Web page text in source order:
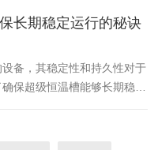
。这通常涉及使用已知精...
长期稳定运行的秘诀
备，其稳定性和持久性对于
保超级恒温槽能够长期稳定